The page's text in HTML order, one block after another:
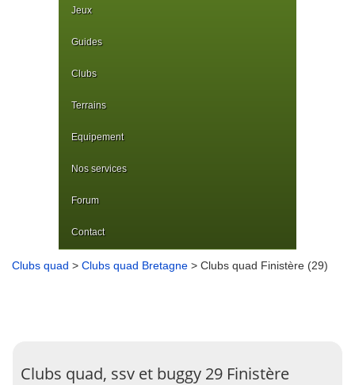
Jeux
Guides
Clubs
Terrains
Equipement
Nos services
Forum
Contact
Clubs quad > Clubs quad Bretagne > Clubs quad Finistère (29)
Clubs quad, ssv et buggy 29 Finistère